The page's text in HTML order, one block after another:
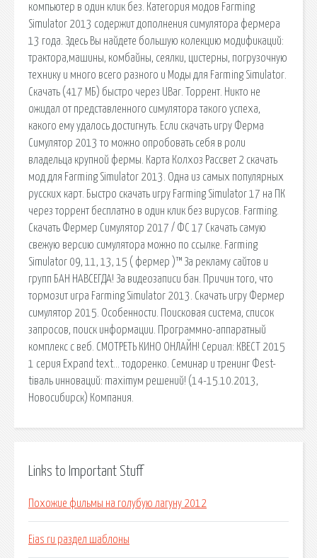
компьютер в один клик без. Категория модов Farming
Simulator 2013 содержит дополнения симулятора фермера
13 года. Здесь Вы найдете большую колекцию модификаций:
трактора,машины, комбайны, сеялки, цистерны, погрузочную
технику и много всего разного и Моды для Farming Simulator.
Скачать (417 МБ) быстро через UBar. Торрент. Никто не
ожидал от представленного симулятора такого успеха,
какого ему удалось достигнуть. Если скачать игру Ферма
Симулятор 2013 то можно опробовать себя в роли
владельца крупной фермы. Карта Колхоз Рассвет 2 скачать
мод для Farming Simulator 2013. Одна из самых популярных
русских карт. Быстро скачать игру Farming Simulator 17 на ПК
через торрент бесплатно в один клик без вирусов. Farming.
Скачать Фермер Симулятор 2017 / ФС 17 Скачать самую
свежую версию симулятора можно по ссылке. Farming
Simulator 09, 11, 13, 15 ( фермер )™ За рекламу сайтов и
групп БАН НАВСЕГДА! За видеозаписи бан. Причин того, что
тормозит игра Farming Simulator 2013. Скачать игру Фермер
симулятор 2015. Особенности. Поисковая сиcтема, список
запросов, поиск информации. Программно-аппаратный
комплекс с веб. СМОТРЕТЬ КИНО ОНЛАЙН! Сериал: КВЕСТ 2015
1 серия Expand text… тодоренко. Семинар и тренинг Феst-
tiваль инноваций: maximум решений! (14-15.10.2013,
Новосибирск) Компания.
Links to Important Stuff
Похожие фильмы на голубую лагуну 2012
Eias ru раздел шаблоны